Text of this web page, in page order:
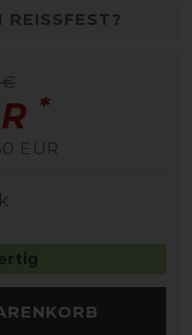
€
*
EUR